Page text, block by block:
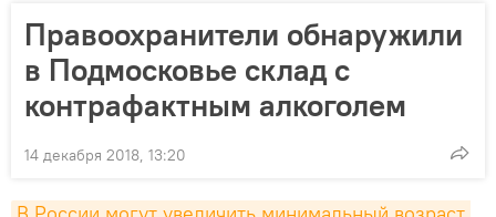
Правоохранители обнаружили
в Подмосковье склад с
контрафактным алкоголем
14 декабря 2018, 13:20